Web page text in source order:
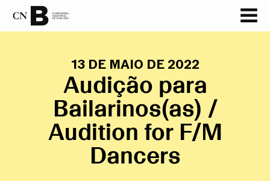
13 DE MAIO DE 2022
Audição para
Bailarinos(as) /
Audition for F/M
Dancers